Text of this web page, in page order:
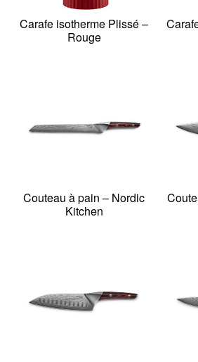
Carafe isotherme Plissé –
Rouge
Couteau à pain – Nordic
Kitchen